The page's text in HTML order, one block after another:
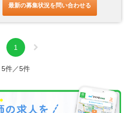
最新の募集状況を問い合わせる
1
5件／5件